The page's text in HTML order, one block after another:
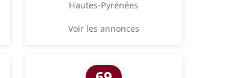
Hautes-Pyrénées
Voir les annonces